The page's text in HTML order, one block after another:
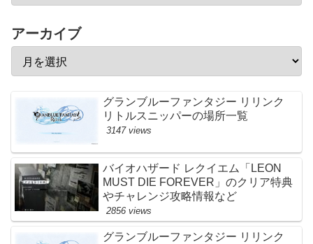
アーカイブ
グランブルーファンタジー リリンク
リトルスニッパーの場所一覧
3147 views
バイオハザード レクイエム「LEON
MUST DIE FOREVER」のクリア特典
やチャレンジ攻略情報など
2856 views
グランブルーファンタジー リリンク